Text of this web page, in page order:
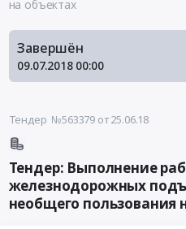
на объектах
Завершён
09.07.2018 00:00
Тендер №563379 от 25.06.18
Тендер: Выполнение
железнодорожных
необщего пользования